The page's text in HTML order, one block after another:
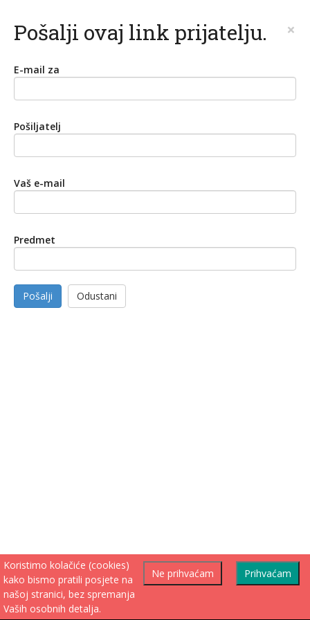
Pošalji ovaj link prijatelju. ×
E-mail za
Pošiljatelj
Vaš e-mail
Predmet
Pošalji Odustani
Prihvaćam
Ne prihvaćam
Koristimo kolačiće (cookies)
kako bismo pratili posjete na
našoj stranici, bez spremanja
Vaših osobnih detalja.